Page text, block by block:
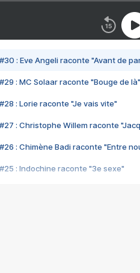
#30 : Eve Angeli raconte "Avant de
#29 : MC Solaar raconte "Bouge de là"
#28 : Lorie raconte "Je vais vite"
#27 : Christophe Willem raconte
#26 : Chimène Badi raconte "Entre
#25 : Indochine raconte "3e sexe"